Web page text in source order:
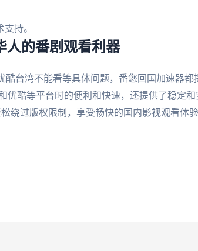
持。
人的番剧观看利器
酷台湾不能看等具体问题，番您回国加速器都
优酷等平台时的便利和快速，还提供了稳定
绕过版权限制，享受畅快的国内影视观看体